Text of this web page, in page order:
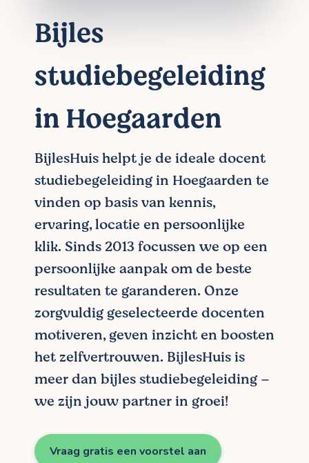
Bijles
studiebegeleiding
in Hoegaarden
BijlesHuis helpt je de ideale docent
studiebegeleiding in Hoegaarden te
vinden op basis van kennis,
ervaring, locatie en persoonlijke
klik. Sinds 2013 focussen we op een
persoonlijke aanpak om de beste
resultaten te garanderen. Onze
zorgvuldig geselecteerde docenten
motiveren, geven inzicht en boosten
het zelfvertrouwen. BijlesHuis is
meer dan bijles studiebegeleiding –
we zijn jouw partner in groei!
Vraag gratis een voorstel aan